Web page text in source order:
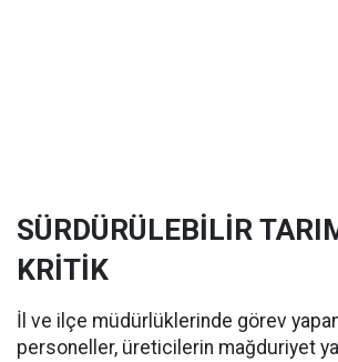
SÜRDÜRÜLEBİLİR
KRİTİK
İl ve ilçe müdürlüklerinde görev
personeller, üreticilerin mağduriyet